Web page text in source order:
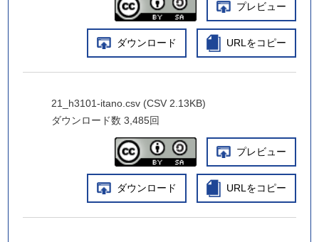
プレビュー
ダウンロード URLをコピー
21_h3101-itano.csv (CSV 2.13KB)
ダウンロード数 3,485回
プレビュー
ダウンロード URLをコピー